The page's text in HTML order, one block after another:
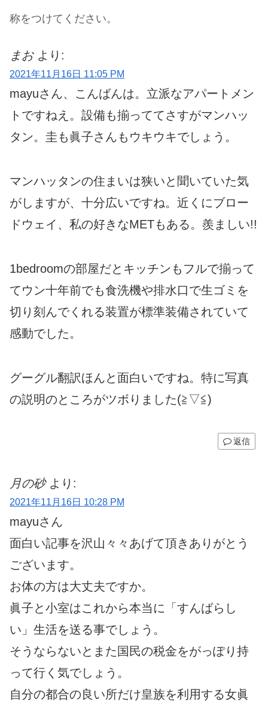
称をつけてください。
まお より:
2021年11月16日 11:05 PM
mayuさん、こんばんは。立派なアパートメン
トですねえ。設備も揃っててさすがマンハッ
タン。圭も眞子さんもウキウキでしょう。
マンハッタンの住まいは狭いと聞いていた気
がしますが、十分広いですね。近くにブロー
ドウェイ、私の好きなMETもある。羨ましい!!
1bedroomの部屋だとキッチンもフルで揃って
てウン十年前でも食洗機や排水口で生ゴミを
切り刻んでくれる装置が標準装備されていて
感動でした。
グーグル翻訳ほんと面白いですね。特に写真
の説明のところがツボりました(≧▽≦)
返信
月の砂 より:
2021年11月16日 10:28 PM
mayuさん
面白い記事を沢山々々あげて頂きありがとう
ございます。
お体の方は大丈夫ですか。
眞子と小室はこれから本当に「すんばらし
い」生活を送る事でしょう。
そうならないとまた国民の税金をがっぽり持
って行く気でしょう。
自分の都合の良い所だけ皇族を利用する女眞